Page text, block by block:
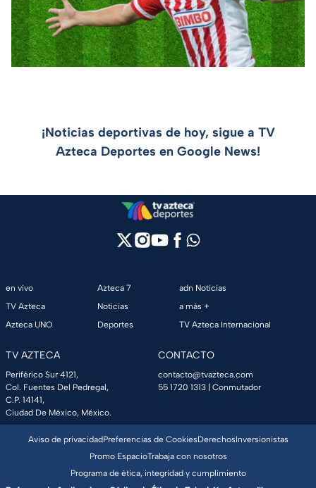
¡Noticias deportivas de hoy, sigue a TV
Azteca Deportes en Google News!
en vivo
TV Azteca
Azteca UNO
Azteca 7
Noticias
Deportes
adn Noticias
a más +
TV Azteca Internacional
TV AZTECA
Periférico Sur 4121,
Col. Fuentes Del Pedregal,
C.P. 14141,
Ciudad De México, México.
CONTACTO
contacto@tvazteca.com
55 1720 1313 | Conmutador
Aviso de privacidadPreferencias de CookiesDerechosInversionistas
Promo EspacioTrabaja con nosotros
Programa de ética, integridad y cumplimiento